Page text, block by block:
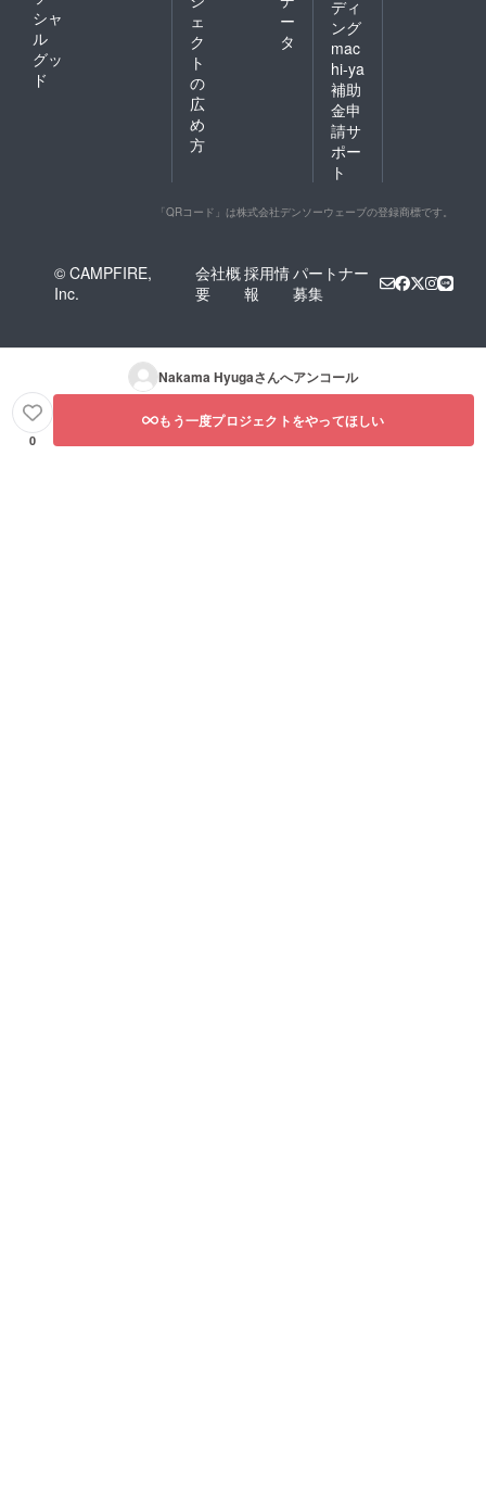
シャ
ル
グッ
ド
ェ
ク
ト
の
広
め
方
ー
タ
ディ
ング
mac
hi-ya
補助
金申
請サ
ポー
ト
「QRコード」は株式会社デンソーウェーブの登録商標です。
© CAMPFIRE,
Inc.
会社概
要
採用情
報
パートナー
募集
Nakama Hyugaさんへアンコール
0
もう一度プロジェクトをやってほしい